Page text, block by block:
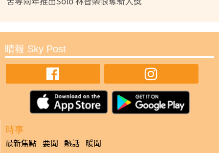
晴報 Sky Post
時事
最新焦點 要聞 熱話 暖聞